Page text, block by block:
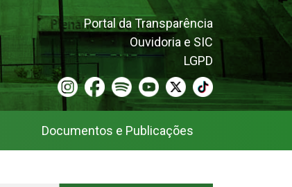
Portal da Transparência
Ouvidoria e SIC
LGPD
Documentos e Publicações